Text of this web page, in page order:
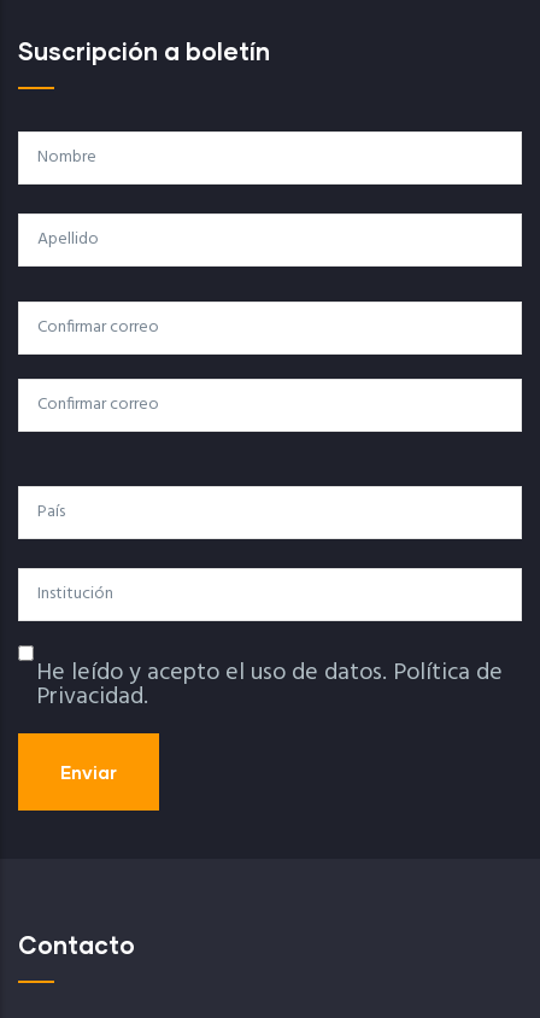
Suscripción a boletín
Nombre
Apellido
Correo
Electrónico
Correo Electrónico
Confirmar Correo
País
Institución
Política De Privacidad
He leído y acepto el uso de datos. Política de
Privacidad.
Contacto